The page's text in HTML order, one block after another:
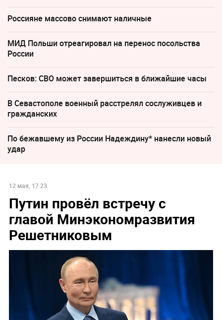
Россияне массово снимают наличные
МИД Польши отреагировал на перенос посольства
России
Песков: СВО может завершиться в ближайшие часы
В Севастополе военный расстрелял сослуживцев и
гражданских
По бежавшему из России Надеждину* нанесли новый
удар
12 мая, 17:23
Путин провёл встречу с
главой Минэкономразвития
Решетниковым